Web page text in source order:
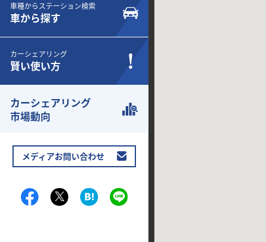
車種からステーション検索
車から探す
カーシェアリング
賢い使い方
カーシェアリング
市場動向
メディアお問い合わせ